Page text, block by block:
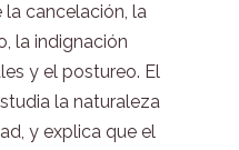
cancelación, la
la indignación
y el postureo. El
la naturaleza
y explica que el